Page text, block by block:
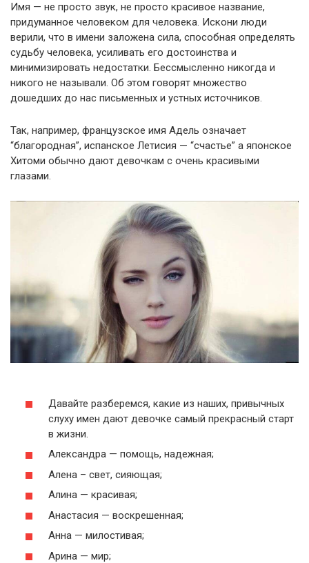
Имя — не просто звук, не просто красивое название,
придуманное человеком для человека. Искони люди
верили, что в имени заложена сила, способная определять
судьбу человека, усиливать его достоинства и
минимизировать недостатки. Бессмысленно никогда и
никого не называли. Об этом говорят множество
дошедших до нас письменных и устных источников.
Так, например, французское имя Адель означает
“благородная”, испанское Летисия — “счастье” а японское
Хитоми обычно дают девочкам с очень красивыми
глазами.
Давайте разберемся, какие из наших, привычных
слуху имен дают девочке самый прекрасный старт
в жизни.
Александра — помощь, надежная;
Алена – свет, сияющая;
Алина — красивая;
Анастасия — воскрешенная;
Анна — милостивая;
Арина — мир;